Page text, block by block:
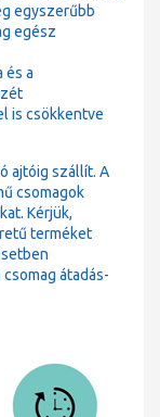
egyszerűbb
egész
és a
is csökkentve
ajtóig szállít. A
csomagok
Kérjük,
terméket
átadás-